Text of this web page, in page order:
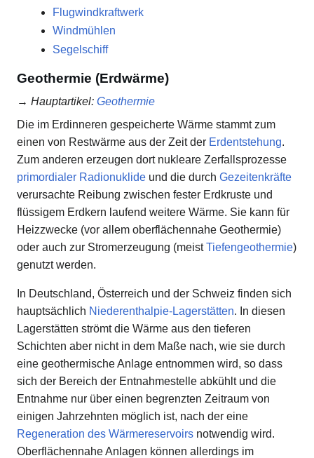
Flugwindkraftwerk
Windmühlen
Segelschiff
Geothermie (Erdwärme)
→ Hauptartikel: Geothermie
Die im Erdinneren gespeicherte Wärme stammt zum
einen von Restwärme aus der Zeit der Erdentstehung.
Zum anderen erzeugen dort nukleare Zerfallsprozesse
primordialer Radionuklide und die durch Gezeitenkräfte
verursachte Reibung zwischen fester Erdkruste und
flüssigem Erdkern laufend weitere Wärme. Sie kann für
Heizzwecke (vor allem oberflächennahe Geothermie)
oder auch zur Stromerzeugung (meistTiefengeothermie)
genutzt werden.
In Deutschland, Österreich und der Schweiz finden sich
hauptsächlich Niederenthalpie-Lagerstätten. In diesen
Lagerstätten strömt die Wärme aus den tieferen
Schichten aber nicht in dem Maße nach, wie sie durch
eine geothermische Anlage entnommen wird, so dass
sich der Bereich der Entnahmestelle abkühlt und die
Entnahme nur über einen begrenzten Zeitraum von
einigen Jahrzehnten möglich ist, nach der eine
Regeneration des Wärmereservoirs notwendig wird.
Oberflächennahe Anlagen können allerdings im